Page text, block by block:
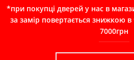
*при покупці дверей у нас в
за замір повертається знижкою
7000грн